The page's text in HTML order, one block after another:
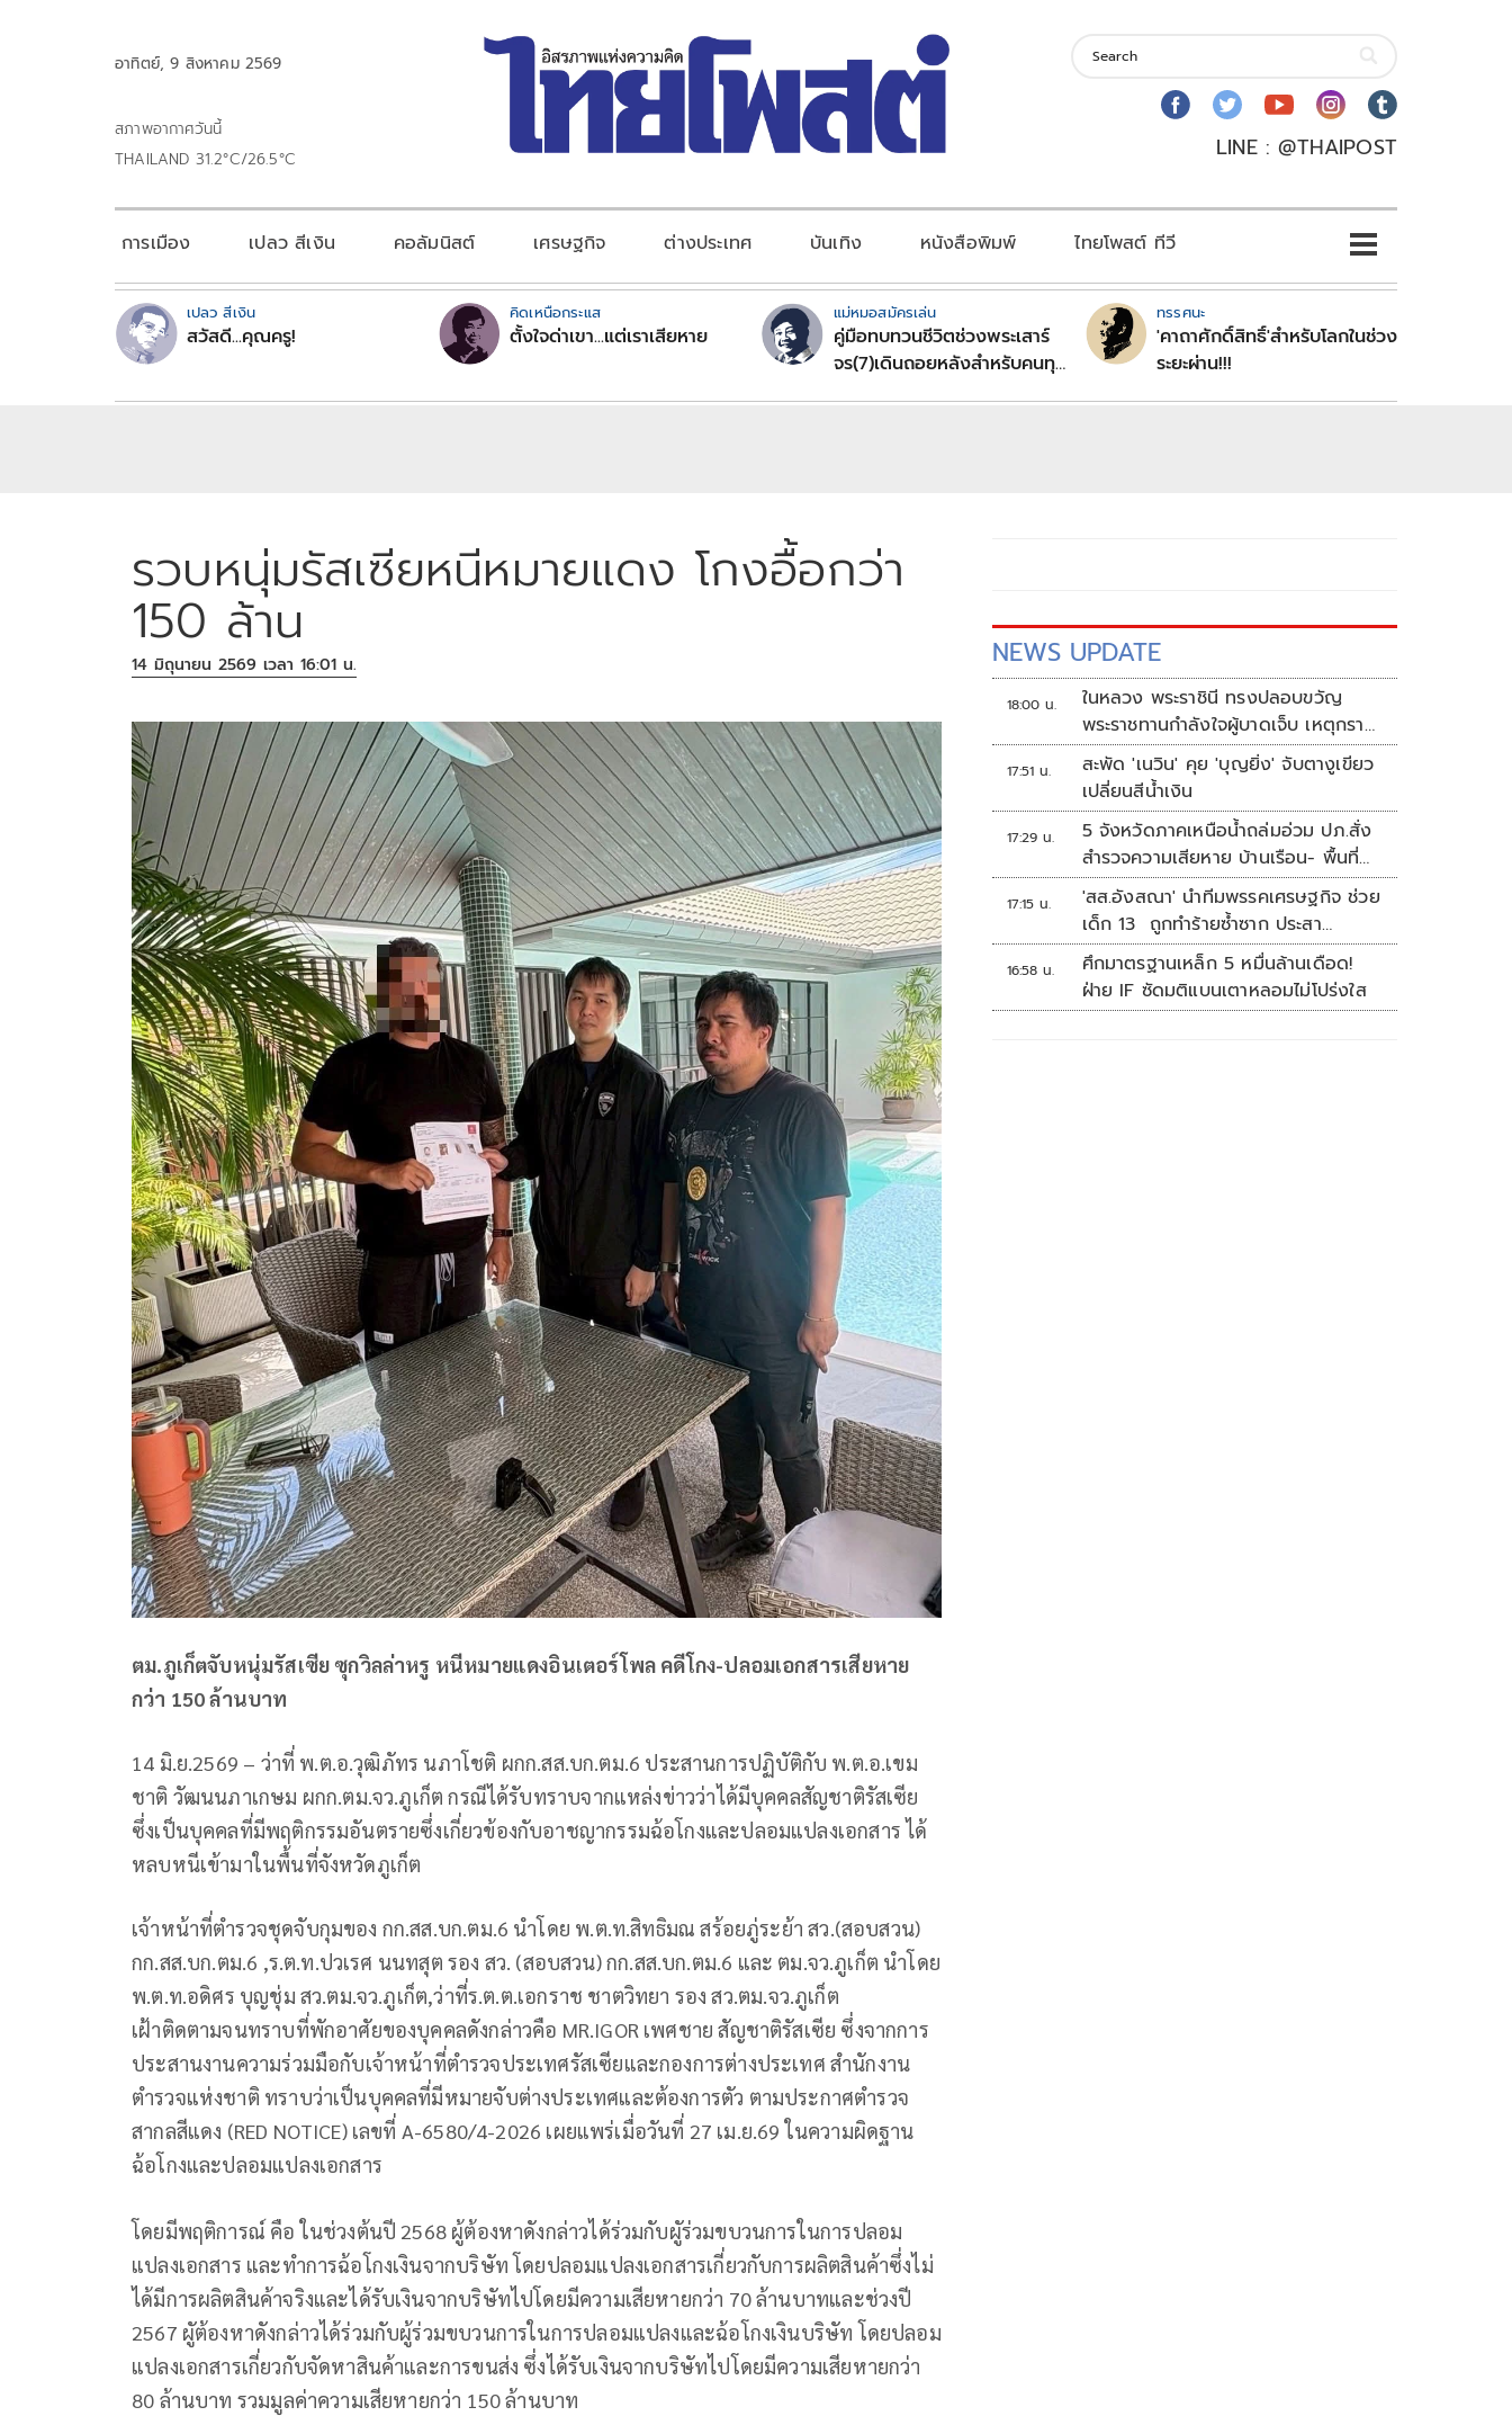
อาทิตย์, 9 สิงหาคม 2569
สภาพอากาศวันนี้
THAILAND 31.2°C/26.5°C
LINE : @THAIPOST
การเมือง เปลว สีเงิน คอลัมนิสต์ เศรษฐกิจ ต่างประเทศ บันเทิง หนังสือพิมพ์ ไทยโพสต์ ทีวี
เปลว สีเงิน
สวัสดี...คุณครู!
คิดเหนือกระแส
ตั้งใจด่าเขา...แต่เราเสียหาย
แม่หมอสมัครเล่น
คู่มือทบทวนชีวิตช่วงพระเสาร์
จร(7)เดินถอยหลังสำหรับคนทุก
ทรรศนะ
'คาถาศักดิ์สิทธิ์'สำหรับโลกในช่วง
ระยะผ่าน!!!
รวบหนุ่มรัสเซียหนีหมายแดง โกงอื้อกว่า
150 ล้าน
14 มิถุนายน 2569 เวลา 16:01 น.
ตม.ภูเก็ตจับหนุ่มรัสเซีย ซุกวิลล่าหรู หนีหมายแดงอินเตอร์โพล คดีโกง-ปลอมเอกสารเสียหาย
กว่า 150 ล้านบาท
14 มิ.ย.2569 – ว่าที่ พ.ต.อ.วุฒิภัทร นภาโชติ ผกก.สส.บก.ตม.6 ประสานการปฏิบัติกับ พ.ต.อ.เขม
ชาติ วัฒนนภาเกษม ผกก.ตม.จว.ภูเก็ต กรณีได้รับทราบจากแหล่งข่าวว่าได้มีบุคคลสัญชาติรัสเซีย
ซึ่งเป็นบุคคลที่มีพฤติกรรมอันตรายซึ่งเกี่ยวข้องกับอาชญากรรมฉ้อโกงและปลอมแปลงเอกสาร ได้
หลบหนีเข้ามาในพื้นที่จังหวัดภูเก็ต
เจ้าหน้าที่ตำรวจชุดจับกุมของ กก.สส.บก.ตม.6 นำโดย พ.ต.ท.สิทธิมณ สร้อยภู่ระย้า สว.(สอบสวน)
กก.สส.บก.ตม.6 ,ร.ต.ท.ปวเรศ นนทสุต รอง สว. (สอบสวน) กก.สส.บก.ตม.6 และ ตม.จว.ภูเก็ต นำโดย
พ.ต.ท.อดิศร บุญชุ่ม สว.ตม.จว.ภูเก็ต,ว่าที่ร.ต.ต.เอกราช ชาตวิทยา รอง สว.ตม.จว.ภูเก็ต
เฝ้าติดตามจนทราบที่พักอาศัยของบุคคลดังกล่าวคือ MR.IGOR เพศชาย สัญชาติรัสเซีย ซึ่งจากการ
ประสานงานความร่วมมือกับเจ้าหน้าที่ตำรวจประเทศรัสเซียและกองการต่างประเทศ สำนักงาน
ตำรวจแห่งชาติ ทราบว่าเป็นบุคคลที่มีหมายจับต่างประเทศและต้องการตัว ตามประกาศตำรวจ
สากลสีแดง (RED NOTICE) เลขที่ A-6580/4-2026 เผยแพร่เมื่อวันที่ 27 เม.ย.69 ในความผิดฐาน
ฉ้อโกงและปลอมแปลงเอกสาร
โดยมีพฤติการณ์ คือ ในช่วงต้นปี 2568 ผู้ต้องหาดังกล่าวได้ร่วมกับผูัร่วมขบวนการในการปลอม
แปลงเอกสาร และทำการฉ้อโกงเงินจากบริษัท โดยปลอมแปลงเอกสารเกี่ยวกับการผลิตสินค้าซึ่งไม่
ได้มีการผลิตสินค้าจริงและได้รับเงินจากบริษัทไปโดยมีความเสียหายกว่า 70 ล้านบาทและช่วงปี
2567 ผูัต้องหาดังกล่าวได้ร่วมกับผู้ร่วมขบวนการในการปลอมแปลงและฉ้อโกงเงินบริษัท โดยปลอม
แปลงเอกสารเกี่ยวกับจัดหาสินค้าและการขนส่ง ซึ่งได้รับเงินจากบริษัทไปโดยมีความเสียหายกว่า
80 ล้านบาท รวมมูลค่าความเสียหายกว่า 150 ล้านบาท
NEWS UPDATE
18:00 น.
ในหลวง พระราชินี ทรงปลอบขวัญ
พระราชทานกำลังใจผู้บาดเจ็บ เหตุกราด
ยิง รร.เทพศิรินทร์นนทบุรี
17:51 น.
สะพัด 'เนวิน' คุย 'บุญยิ่ง' จับตางูเขียว
เปลี่ยนสีน้ำเงิน
17:29 น.
5 จังหวัดภาคเหนือน้ำถล่มอ่วม ปภ.สั่ง
สำรวจความเสียหาย บ้านเรือน- พื้นที่
เกษตร
17:15 น.
'สส.อังสณา' นำทีมพรรคเศรษฐกิจ ช่วย
เด็ก 13 ถูกทำร้ายซ้ำซาก ประสา
นพม.เข้าคุ้มครอง
16:58 น.
ศึกมาตรฐานเหล็ก 5 หมื่นล้านเดือด!
ฝ่าย IF ซัดมติแบนเตาหลอมไม่โปร่งใส